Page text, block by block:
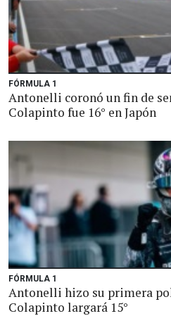
FÓRMULA 1
Antonelli coronó un fin de
Colapinto fue 16° en Japón
FÓRMULA 1
Antonelli hizo su primera
Colapinto largará 15°